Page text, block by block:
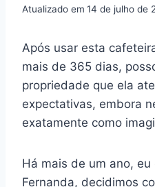
Atualizado em 14 de julho de
Após usar esta
mais de 365 dias,
propriedade que ela
expectativas, embora
exatamente como
Há mais de um ano, eu
Fernanda, decidimos